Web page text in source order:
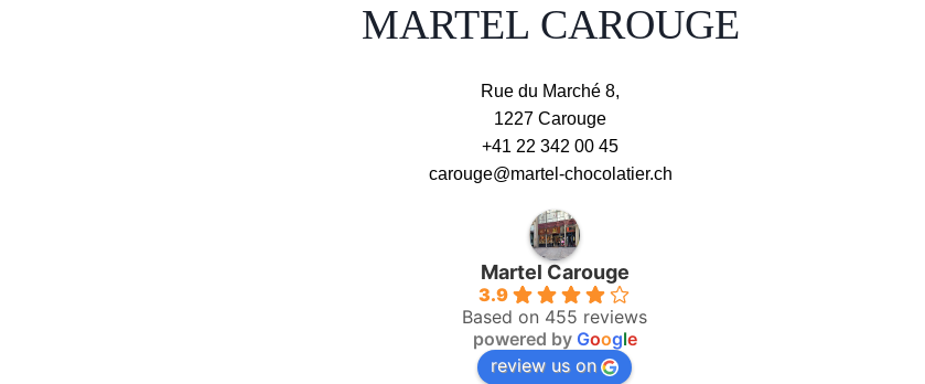
MARTEL CAROUGE
Rue du Marché 8,
1227 Carouge
+41 22 342 00 45
carouge@martel-chocolatier.ch
Martel Carouge
3.9
Based on 455 reviews
powered by Google
review us on